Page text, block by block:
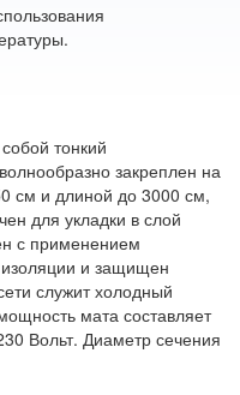
тонкий
закреплен на
см и длиной до 3000 см,
для укладки в слой
с применением
изоляции и защищен
служит холодный
мата составляет
Вольт. Диаметр сечения